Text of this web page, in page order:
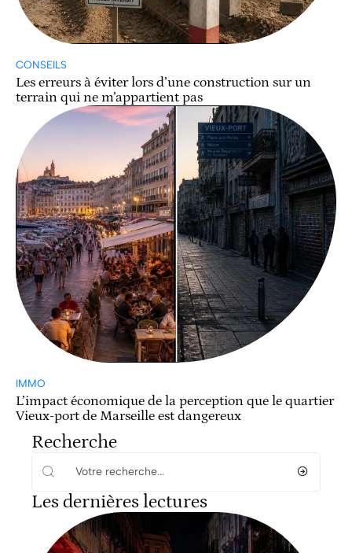
CONSEILS
Les erreurs à éviter lors d’une construction sur un
terrain qui ne m’appartient pas
IMMO
L’impact économique de la perception que le quartier
Vieux-port de Marseille est dangereux
Recherche
Les dernières lectures